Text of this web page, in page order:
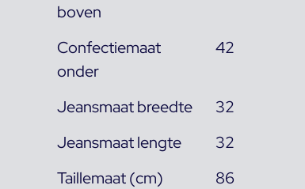
boven
Confectiemaat
onder
42
Jeansmaat breedte
32
Jeansmaat lengte
32
Taillemaat (cm)
86